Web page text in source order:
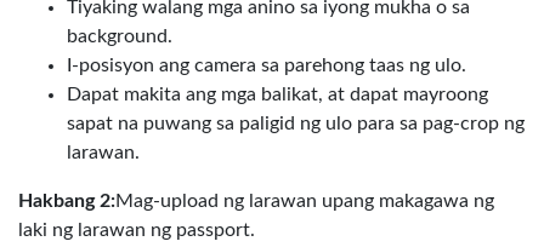
Tiyaking walang mga anino sa iyong mukha o sa
background.
I-posisyon ang camera sa parehong taas ng ulo.
Dapat makita ang mga balikat, at dapat mayroong
sapat na puwang sa paligid ng ulo para sa pag-crop ng
larawan.
Hakbang 2:Mag-upload ng larawan upang makagawa ng
laki ng larawan ng passport.